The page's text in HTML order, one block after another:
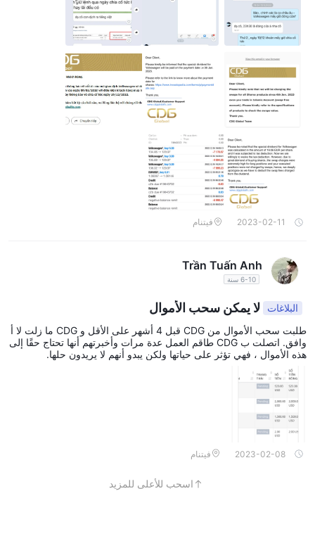
ي هو -8،372 $ حتى يتم فقد رأسمالي وأرباحي ، أرسل بريدًا إلكترونيًا إل
ى CDG طلب مني دفع أرباح فولكس فاجن عدة مرات لكنهم لم يستجيبوا ،
لقد كنت أتداول في هذا السوق منذ ما يقرب من 10 سنوات ، ولأول مرة رأ
يت مثل هذا الوسيط. لو CDG إذا لم تدفع لي أرباح الأسهم وأموال المعاملا
ت ، فسأبلغ الشرطة بذلك ، وأخبر الشخص بإغلاق موقع البورصة ، وسأذه
ب إلى الشركة على: b01-b8 ، boutique offces 1 ، menara 2 ، kl eco
ل أموالي لأكثر من شهرين حتى الآن.
2023-02-11 فيتنام
Trần Tuấn Anh
6-10 سنة
البلاغات لا يمكن سحب الأموال
طلبت سحب الأموال من CDG قبل 4 أشهر على الأقل و CDG ما زلت لا أ
وافق. اتصلت ب CDG طاقم العمل عدة مرات وأخبرتهم أنها تحتاج حقًا إلى
هذه الأموال ، فهي تؤثر على حياتها ولكن يبدو أنهم لا يريدون حلها.
2023-02-08 فيتنام
اسحب للأعلى للمزيد